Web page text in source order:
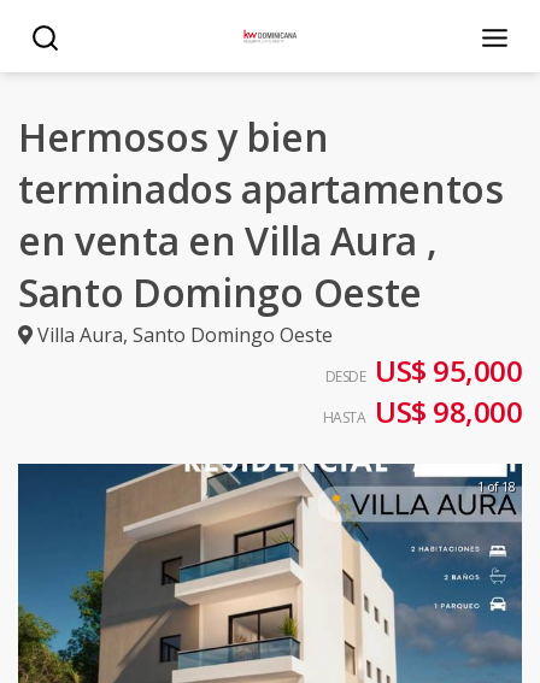
Hermosos y bien
terminados apartamentos
en venta en Villa Aura ,
Santo Domingo Oeste
Villa Aura, Santo Domingo Oeste
DESDE US$ 95,000
HASTA US$ 98,000
1 of 18